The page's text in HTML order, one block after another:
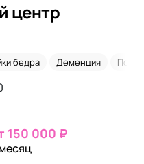
центр
бедра Деменция
150 000 ₽